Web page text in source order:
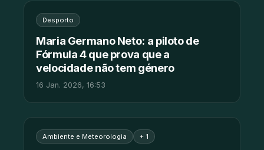
Desporto
Maria Germano Neto: a piloto de
Fórmula 4 que prova que a
velocidade não tem género
16 Jan. 2026, 16:53
Ambiente e Meteorologia + 1